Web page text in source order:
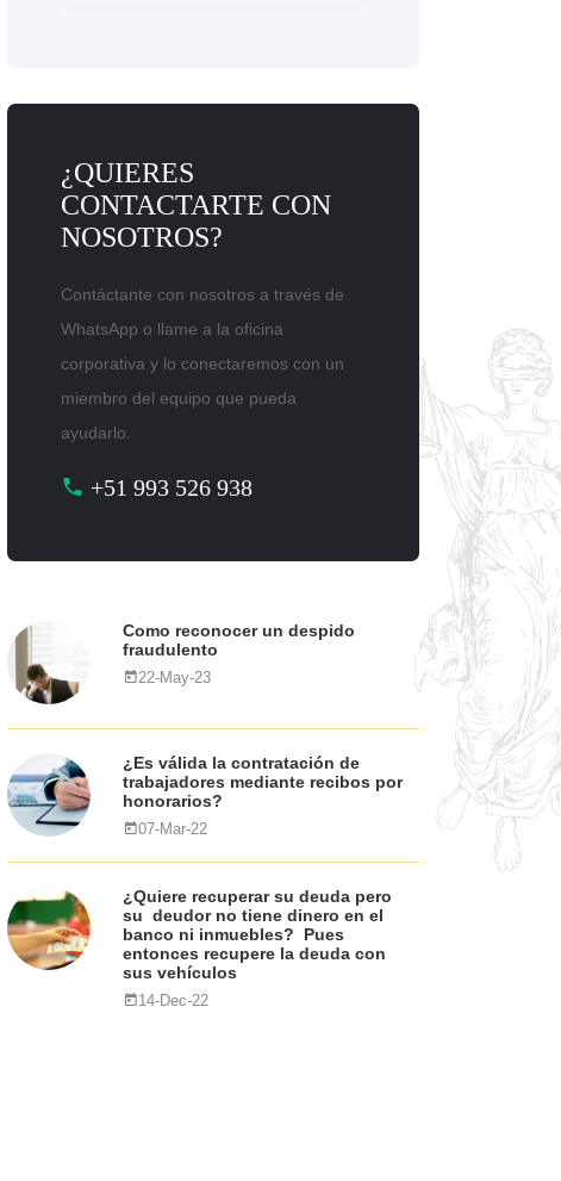
¿QUIERES
CONTACTARTE CON
NOSOTROS?
Contáctante con nosotros a través de
WhatsApp o llame a la oficina
corporativa y lo conectaremos con un
miembro del equipo que pueda
ayudarlo.
+51 993 526 938
Como reconocer un despido
fraudulento
22-May-23
¿Es válida la contratación de
trabajadores mediante recibos por
honorarios?
07-Mar-22
¿Quiere recuperar su deuda pero
su deudor no tiene dinero en el
banco ni inmuebles? Pues
entonces recupere la deuda con
sus vehículos
14-Dec-22